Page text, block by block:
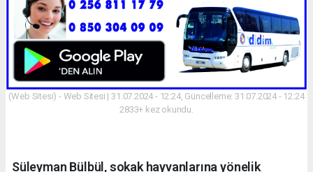
(Web Sitesi) - Web Sitesi | 31.07.2024 - 12:24, Güncelleme: 31.07.2024 - 12:24
2833+ kez okundu.
Süleyman Bülbül, sokak hayvanlarına yönelik